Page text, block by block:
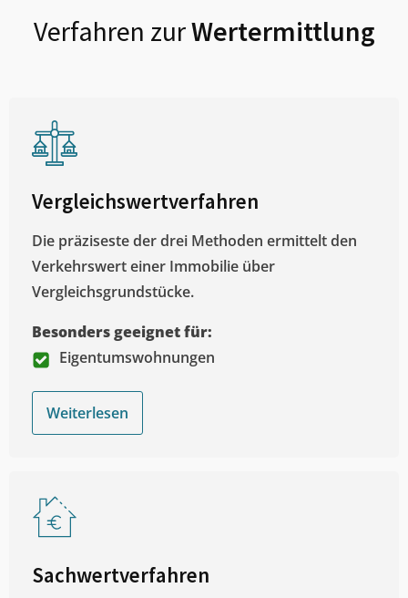
Verfahren zurWertermittlung
Vergleichswertverfahren
Die präziseste der drei Methoden ermittelt den
Verkehrswert einer Immobilie über
Vergleichsgrundstücke.
Besonders geeignet für:
Eigentumswohnungen
Weiterlesen
Sachwertverfahren